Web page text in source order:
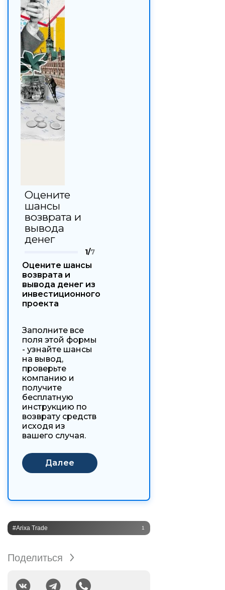
Оцените
шансы
возврата и
вывода
денег
1/7
Оцените шансы
возврата и
вывода денег из
инвестиционного
проекта
Заполните все
поля этой формы
- узнайте шансы
на вывод,
проверьте
компанию и
получите
бесплатную
инструкцию по
возврату средств
исходя из
вашего случая.
#Arixa Trade 1
Поделиться